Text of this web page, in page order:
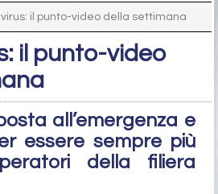
il punto-video della settimana
il punto-video
all’emergenza e
essere sempre più
della filiera